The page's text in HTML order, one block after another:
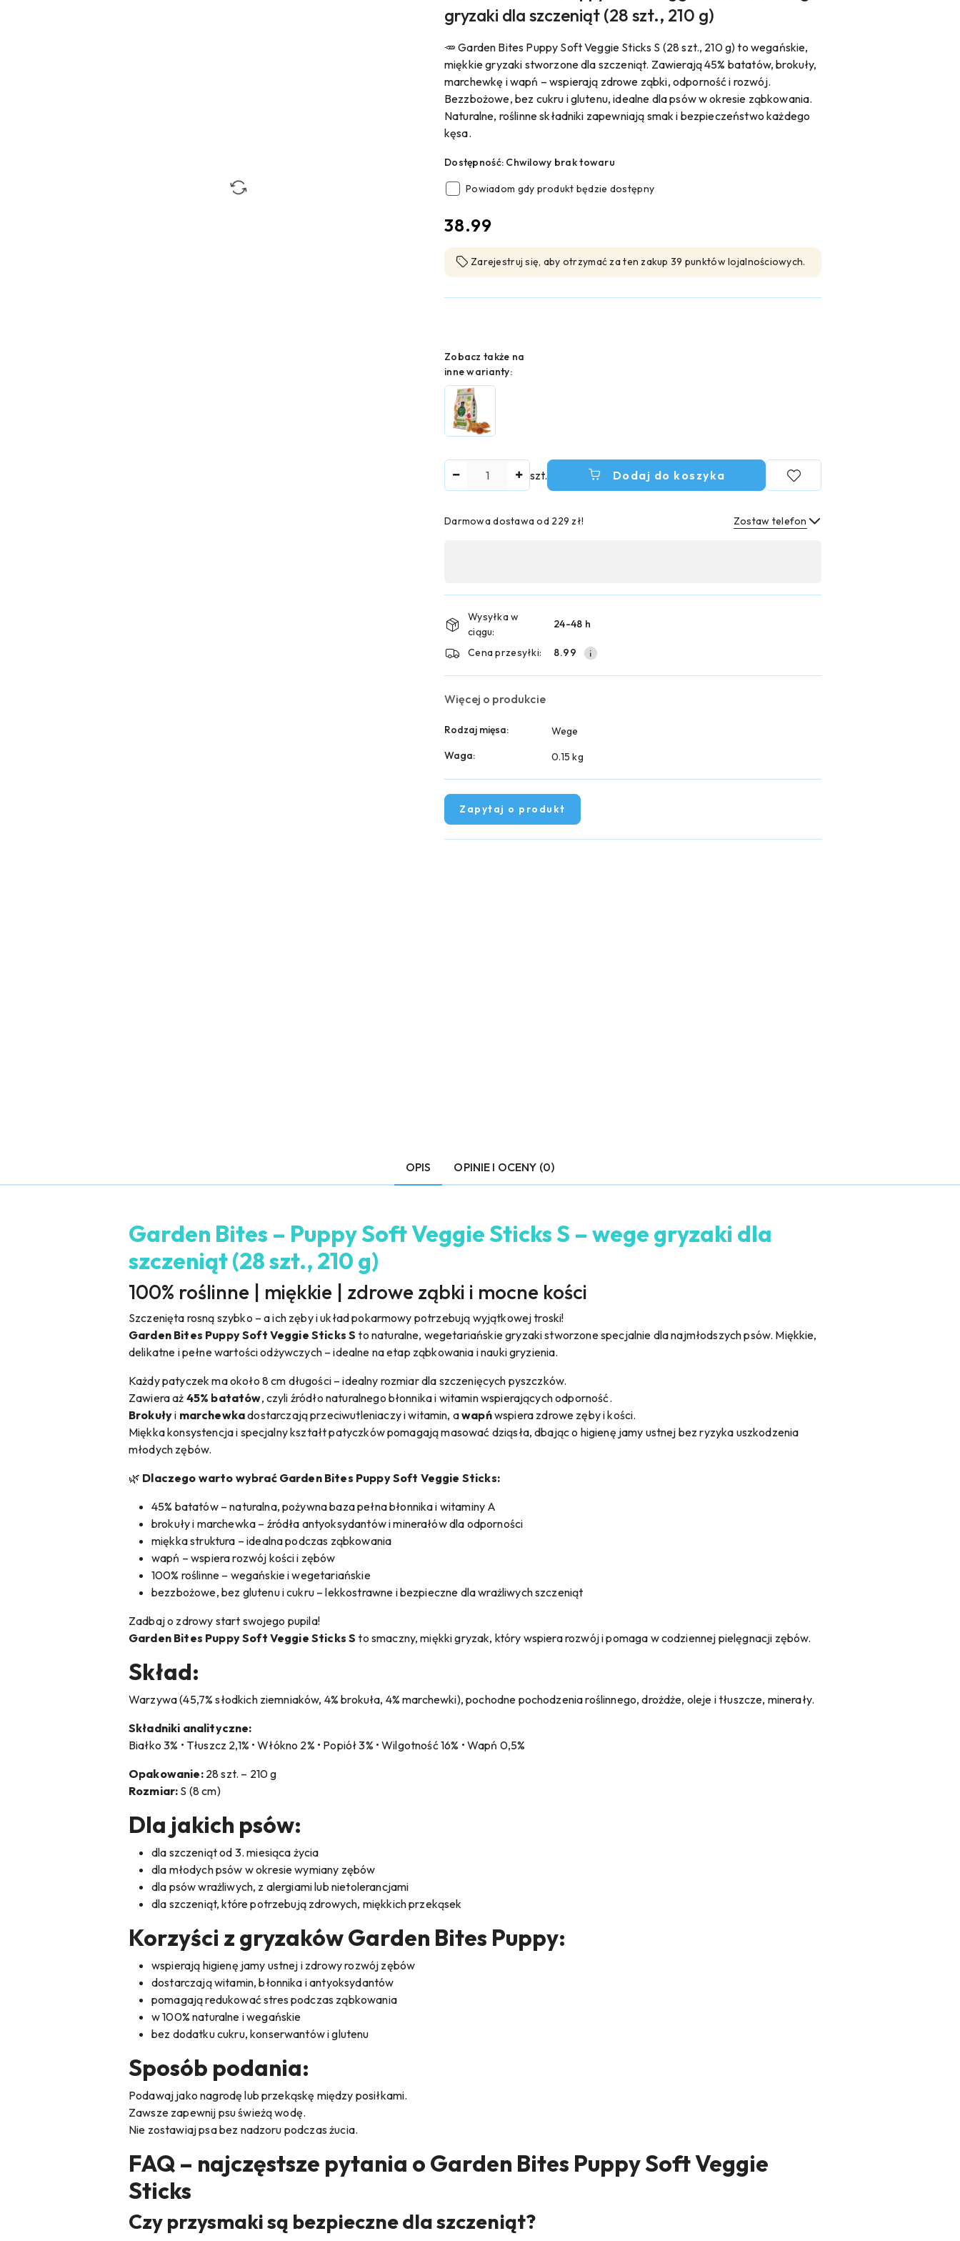
gryzaki dla szczeniąt (28 szt., 210 g)
🥕 Garden Bites Puppy Soft Veggie Sticks S (28 szt., 210 g) to wegańskie,
miękkie gryzaki stworzone dla szczeniąt. Zawierają 45% batatów, brokuły,
marchewkę i wapń – wspierają zdrowe ząbki, odporność i rozwój.
Bezzbożowe, bez cukru i glutenu, idealne dla psów w okresie ząbkowania.
Naturalne, roślinne składniki zapewniają smak i bezpieczeństwo każdego
kęsa.
Dostępność: Chwilowy brak towaru
Powiadom gdy produkt będzie dostępny
cena:
38.99
Zarejestruj się, aby otrzymać za ten zakup 39 punktów lojalnościowych.
Wariant
Zobacz także na
inne warianty:
szt. Dodaj do koszyka
Darmowa dostawa od 229 zł! Zostaw telefon
płatność
i
dostawa
Wysyłka w
ciągu:
24-48 h
Cena przesyłki: 8.99
Więcej o produkcie
Rodzaj mięsa:
Wege
Waga:
0.15 kg
Zapytaj o produkt
OPIS OPINIE I OCENY (0)
Garden Bites – Puppy Soft Veggie Sticks S – wege gryzaki dla
szczeniąt (28 szt., 210 g)
100% roślinne | miękkie | zdrowe ząbki i mocne kości
Szczenięta rosną szybko – a ich zęby i układ pokarmowy potrzebują wyjątkowej troski!
Garden Bites Puppy Soft Veggie Sticks S to naturalne, wegetariańskie gryzaki stworzone specjalnie dla najmłodszych psów. Miękkie,
delikatne i pełne wartości odżywczych – idealne na etap ząbkowania i nauki gryzienia.
Każdy patyczek ma około 8 cm długości – idealny rozmiar dla szczenięcych pyszczków.
Zawiera aż 45% batatów, czyli źródło naturalnego błonnika i witamin wspierających odporność.
Brokułyi marchewkadostarczają przeciwutleniaczy i witamin, awapńwspiera zdrowe zęby i kości.
Miękka konsystencja i specjalny kształt patyczków pomagają masować dziąsła, dbając o higienę jamy ustnej bez ryzyka uszkodzenia
młodych zębów.
🌿 Dlaczego warto wybrać Garden Bites Puppy Soft Veggie Sticks:
45% batatów – naturalna, pożywna baza pełna błonnika i witaminy A
brokuły i marchewka – źródła antyoksydantów i minerałów dla odporności
miękka struktura – idealna podczas ząbkowania
wapń – wspiera rozwój kości i zębów
100% roślinne – wegańskie i wegetariańskie
bezzbożowe, bez glutenu i cukru – lekkostrawne i bezpieczne dla wrażliwych szczeniąt
Zadbaj o zdrowy start swojego pupila!
Garden Bites Puppy Soft Veggie Sticks S to smaczny, miękki gryzak, który wspiera rozwój i pomaga w codziennej pielęgnacji zębów.
Skład:
Warzywa (45,7% słodkich ziemniaków, 4% brokuła, 4% marchewki), pochodne pochodzenia roślinnego, drożdże, oleje i tłuszcze, minerały.
Składniki analityczne:
Białko 3% • Tłuszcz 2,1% • Włókno 2% • Popiół 3% • Wilgotność 16% • Wapń 0,5%
Opakowanie:28 szt. – 210 g
Rozmiar: S (8 cm)
Dla jakich psów:
dla szczeniąt od 3. miesiąca życia
dla młodych psów w okresie wymiany zębów
dla psów wrażliwych, z alergiami lub nietolerancjami
dla szczeniąt, które potrzebują zdrowych, miękkich przekąsek
Korzyści z gryzaków Garden Bites Puppy:
wspierają higienę jamy ustnej i zdrowy rozwój zębów
dostarczają witamin, błonnika i antyoksydantów
pomagają redukować stres podczas ząbkowania
w 100% naturalne i wegańskie
bez dodatku cukru, konserwantów i glutenu
Sposób podania:
Podawaj jako nagrodę lub przekąskę między posiłkami.
Zawsze zapewnij psu świeżą wodę.
Nie zostawiaj psa bez nadzoru podczas żucia.
FAQ – najczęstsze pytania o Garden Bites Puppy Soft Veggie
Sticks
Czy przysmaki są bezpieczne dla szczeniąt?